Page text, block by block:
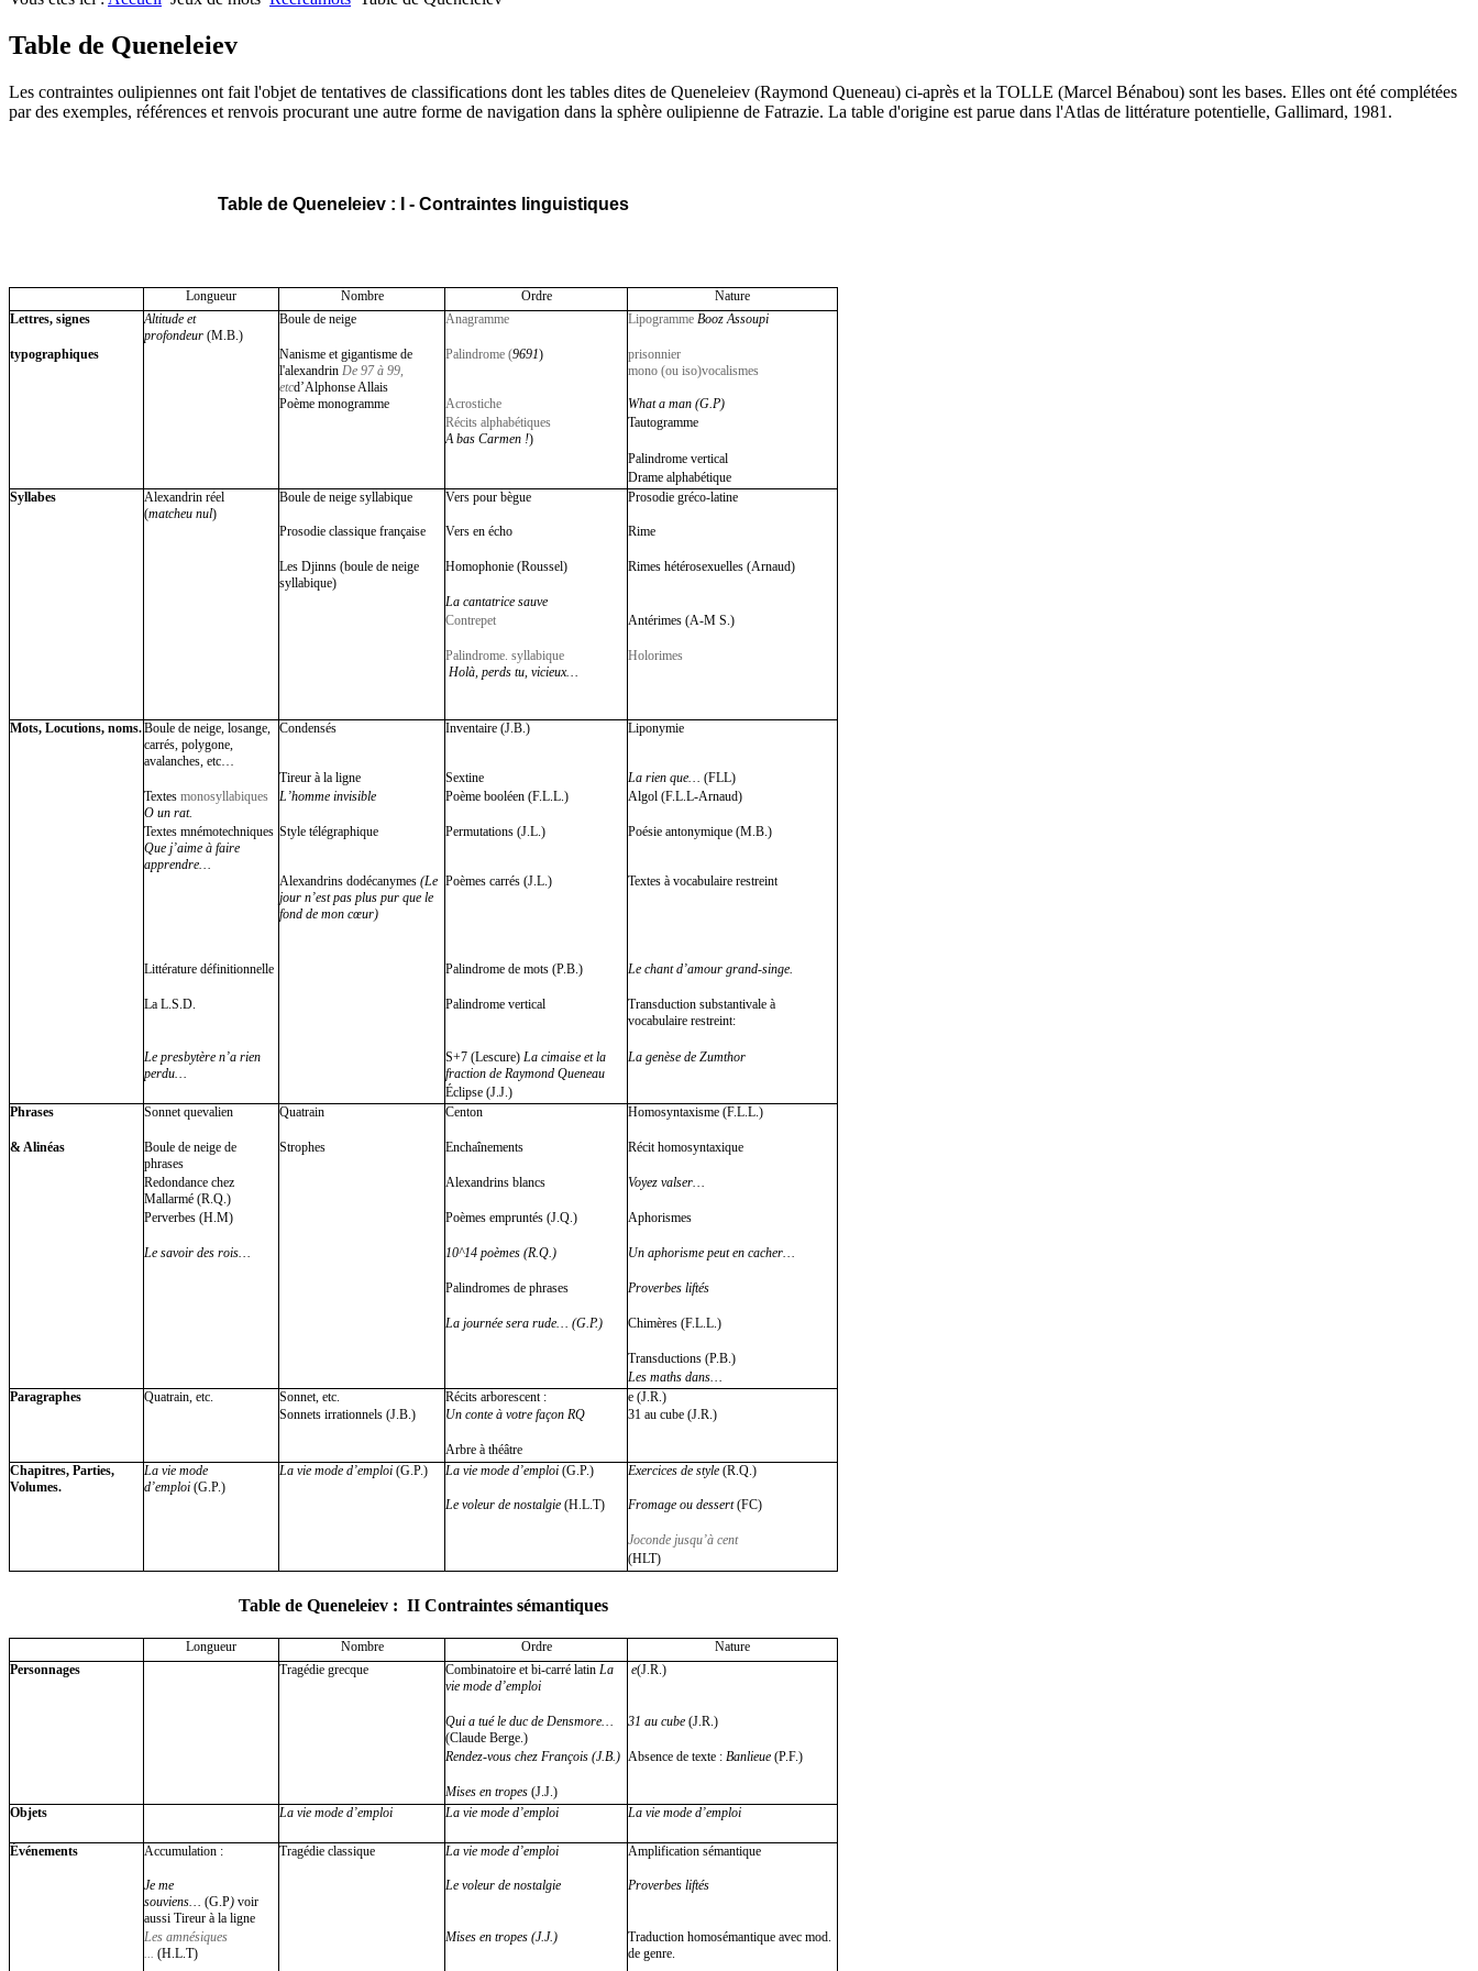
Alphabet
La vie mode d'emploi
Carrés magiques
Jouez carré
Table de Queneleiev
Les contraintes oulipiennes ont fait l'objet de tentatives de classifications dont les tables dites de Queneleiev (Raymond Queneau) ci-après et la TOLLE (Marcel Bénabou) sont les bases. Elles ont été complétées
par des exemples, références et renvois procurant une autre forme de navigation dans la sphère oulipienne de Fatrazie. La table d'origine est parue dans l'Atlas de littérature potentielle, Gallimard, 1981.
Table de Queneleiev : I - Contraintes linguistiques
Longueur Nombre Ordre
Nature
Lettres, signes
Altitude et
profondeur (M.B.)
Boule de neige Anagramme Lipogramme Booz Assoupi
typographiques
Nanisme et gigantisme de
l'alexandrin De 97 à 99,
etcd’Alphonse Allais
Palindrome (9691)
prisonnier
mono (ou iso)vocalismes
Poème monogramme Acrostiche
What a man (G.P)
Récits alphabétiques
A bas Carmen !)
Tautogramme
Palindrome vertical
Drame alphabétique
Syllabes
Alexandrin réel
(matcheu nul)
Boule de neige syllabique Vers pour bègue Prosodie gréco-latine
Prosodie classique française Vers en écho Rime
Les Djinns (boule de neige
syllabique)
Homophonie (Roussel) Rimes hétérosexuelles (Arnaud)
La cantatrice sauve
Contrepet
Antérimes (A-M S.)
Palindrome. syllabique
Holà, perds tu, vicieux…
Holorimes
Mots, Locutions, noms.Boule de neige, losange,
carrés, polygone,
avalanches, etc…
Condensés Inventaire (J.B.) Liponymie
Tireur à la ligne Sextine La rien que… (FLL)
Textes monosyllabiques
O un rat.
L’homme invisible Poème booléen (F.L.L.) Algol (F.L.L-Arnaud)
Textes mnémotechniques
Que j’aime à faire
apprendre…
Style télégraphique Permutations (J.L.) Poésie antonymique (M.B.)
Alexandrins dodécanymes (Le
jour n’est pas plus pur que le
fond de mon cœur)
Poèmes carrés (J.L.) Textes à vocabulaire restreint
Littérature définitionnelle Palindrome de mots (P.B.) Le chant d’amour grand-singe.
La L.S.D. Palindrome vertical
Transduction substantivale à
vocabulaire restreint:
Le presbytère n’a rien
perdu…
S+7 (Lescure) La cimaise et la
fraction de Raymond Queneau
La genèse de Zumthor
Éclipse (J.J.)
Phrases
Sonnet quevalien Quatrain Centon Homosyntaxisme (F.L.L.)
& Alinéas
Boule de neige de
phrases
Strophes Enchaînements Récit homosyntaxique
Redondance chez
Mallarmé (R.Q.)
Alexandrins blancs Voyez valser…
Perverbes (H.M) Poèmes empruntés (J.Q.) Aphorismes
Le savoir des rois… 10^14 poèmes (R.Q.) Un aphorisme peut en cacher…
Palindromes de phrases Proverbes liftés
La journée sera rude… (G.P.) Chimères (F.L.L.)
Transductions (P.B.)
Les maths dans…
Paragraphes
Quatrain, etc. Sonnet, etc. Récits arborescent : e (J.R.)
Sonnets irrationnels (J.B.)
Un conte à votre façon RQ 31 au cube (J.R.)
Arbre à théâtre
Chapitres, Parties,
Volumes.
La vie mode
d’emploi (G.P.)
La vie mode d’emploi (G.P.) La vie mode d’emploi (G.P.) Exercices de style (R.Q.)
Le voleur de nostalgie (H.L.T) Fromage ou dessert(FC)
Joconde jusqu’à cent
(HLT)
Table de Queneleiev: II Contraintes sémantiques
Longueur Nombre Ordre
Nature
Personnages
Tragédie grecque Combinatoire et bi-carré latin La
vie mode d’emploi
e(J.R.)
Qui a tué le duc de Densmore…
(Claude Berge.)
31 au cube (J.R.)
Rendez-vous chez François (J.B.) Absence de texte : Banlieue (P.F.)
Mises en tropes (J.J.)
Objets
La vie mode d’emploi La vie mode d’emploi La vie mode d’emploi
Événements Accumulation : Tragédie classique La vie mode d’emploi Amplification sémantique
Je me
souviens… (G.P) voir
aussi Tireur à la ligne
Le voleur de nostalgie Proverbes liftés
Les amnésiques
... (H.L.T)
Mises en tropes (J.J.)
Traduction homosémantique avec mod.
de genre.